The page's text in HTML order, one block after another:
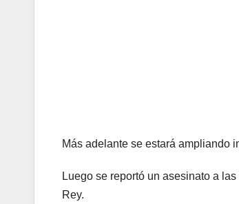
Más adelante se estará ampliando
Luego se reportó un asesinato a
Rey.